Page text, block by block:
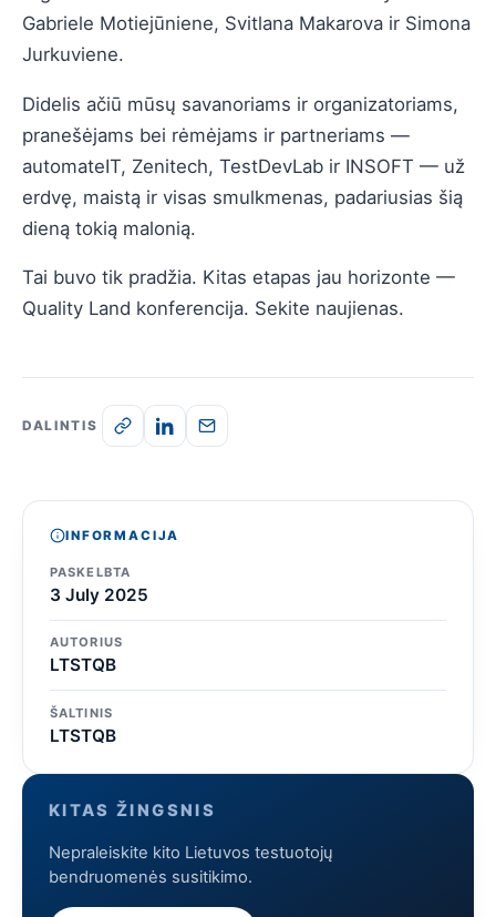
Gabriele Motiejūniene, Svitlana Makarova ir Simona
Jurkuviene.
Didelis ačiū mūsų savanoriams ir organizatoriams,
pranešėjams bei rėmėjams ir partneriams —
automateIT, Zenitech, TestDevLab ir INSOFT — už
erdvę, maistą ir visas smulkmenas, padariusias šią
dieną tokią malonią.
Tai buvo tik pradžia. Kitas etapas jau horizonte —
Quality Land konferencija. Sekite naujienas.
DALINTIS
INFORMACIJA
PASKELBTA
3 July 2025
AUTORIUS
LTSTQB
ŠALTINIS
LTSTQB
KITAS ŽINGSNIS
Nepraleiskite kito Lietuvos testuotojų
bendruomenės susitikimo.